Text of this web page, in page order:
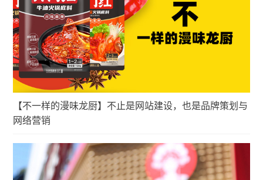
【不一样的漫味龙厨】不止是网站建设，也是品牌策划与
网络营销